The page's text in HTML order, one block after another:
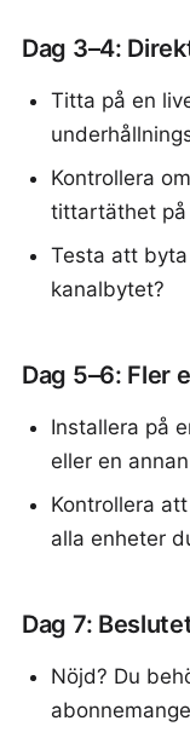
Dag 3–4:
Titta på en
Kontrollera
tittartäthet på
Testa att
kanalbytet?
Dag 5–6: Fler
Installera på
eller en
Kontrollera
alla enheter
Dag 7:
Nöjd? Du